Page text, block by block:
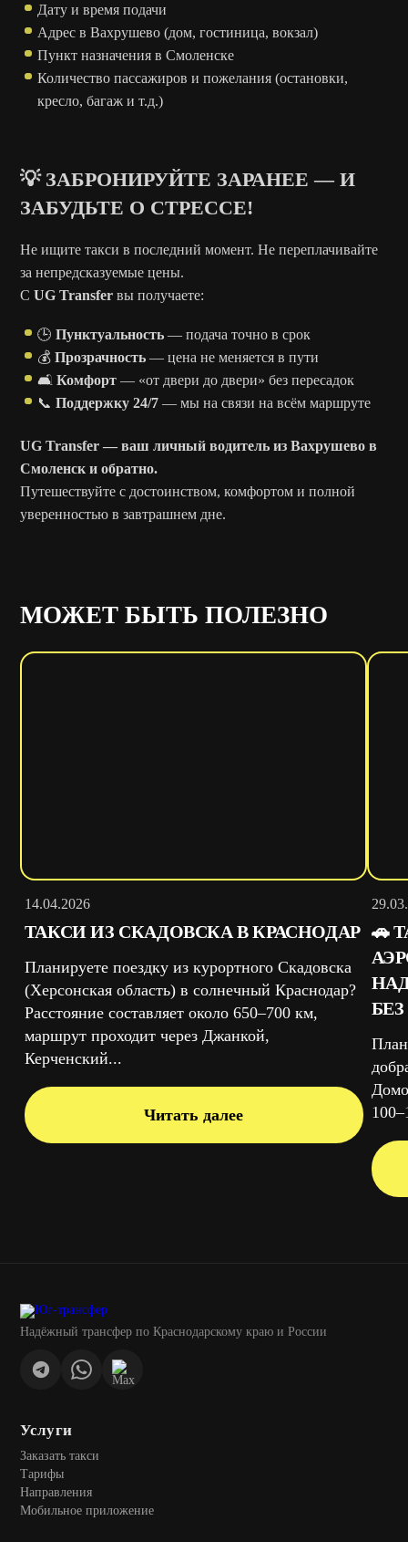
Дату и время подачи
Адрес в Вахрушево (дом, гостиница, вокзал)
Пункт назначения в Смоленске
Количество пассажиров и пожелания (остановки,
кресло, багаж и т.д.)
💡 ЗАБРОНИРУЙТЕ ЗАРАНЕЕ — И
ЗАБУДЬТЕ О СТРЕССЕ!
Не ищите такси в последний момент. Не переплачивайте
за непредсказуемые цены.
СUG Transfer вы получаете:
🕒Пунктуальность — подача точно в срок
💰Прозрачность — цена не меняется в пути
🛋️Комфорт — «от двери до двери» без пересадок
📞Поддержку 24/7 — мы на связи на всём маршруте
UG Transfer — ваш личный водитель из Вахрушево в
Смоленск и обратно.
Путешествуйте с достоинством, комфортом и полной
уверенностью в завтрашнем дне.
МОЖЕТ БЫТЬ ПОЛЕЗНО
14.04.2026
ТАКСИ ИЗ СКАДОВСКА В КРАСНОДАР
Планируете поездку из курортного Скадовска
(Херсонская область) в солнечный Краснодар?
Расстояние составляет около 650–700 км,
маршрут проходит через Джанкой,
Керченский...
Читать далее
🚗
Надёжный трансфер по Краснодарскому краю и России
Услуги
Заказать такси
Тарифы
Направления
Мобильное приложение